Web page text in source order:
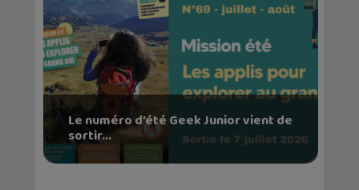
Le numéro d’été Geek Junior vient de
sortir...